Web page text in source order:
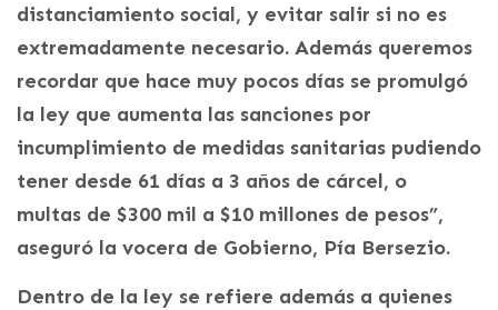
distanciamiento social, y evitar salir si no es
extremadamente necesario. Además queremos
recordar que hace muy pocos días se promulgó
la ley que aumenta las sanciones por
incumplimiento de medidas sanitarias pudiendo
tener desde 61 días a 3 años de cárcel, o
multas de $300 mil a $10 millones de pesos”,
aseguró la vocera de Gobierno, Pía Bersezio.
Dentro de la ley se refiere además a quienes